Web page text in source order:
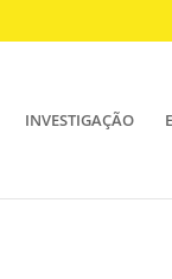
INVESTIGAÇÃO